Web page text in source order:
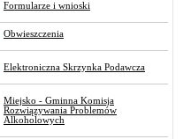
Formularze i wnioski
Obwieszczenia
Elektroniczna Skrzynka Podawcza
Miejsko - Gminna Komisja
Rozwiązywania Problemów
Alkoholowych